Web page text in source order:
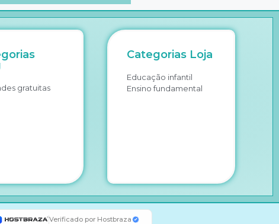
gratuitas
Categorias Loja
Educação infantil
Ensino fundamental